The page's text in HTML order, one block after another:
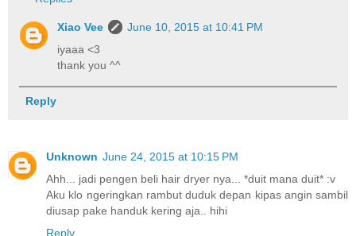
Xiao Vee
June 10, 2015 at 10:41 PM
iyaaa <3
thank you ^^
Reply
Unknown June 24, 2015 at 10:15 PM
Ahh... jadi pengen beli hair dryer nya... *duit mana duit* :v
Aku klo ngeringkan rambut duduk depan kipas angin sambil
diusap pake handuk kering aja.. hihi
Reply